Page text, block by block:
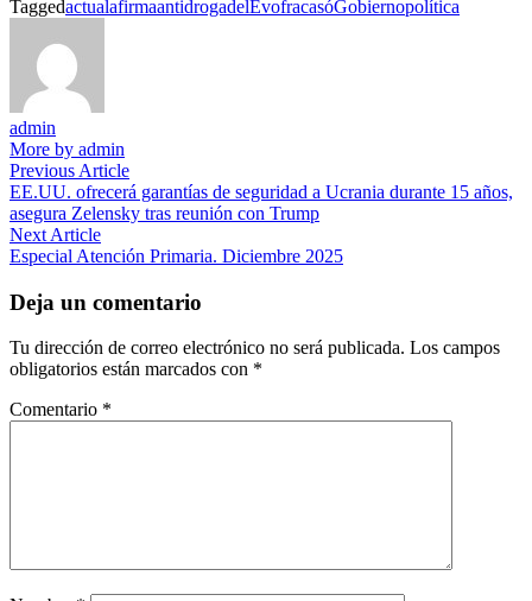
TaggedactualafirmaantidrogadelEvofracasóGobiernopolítica
admin
More by admin
Navegación
de
entradas
Previous ArticlePrevious
article:
EE.UU. ofrecerá garantías de seguridad a Ucrania durante 15 años,
asegura Zelensky tras reunión con Trump
Next ArticleNext
article:
Especial Atención Primaria. Diciembre 2025
Deja un comentario
Tu dirección de correo electrónico no será publicada. Los campos
obligatorios están marcados con *
Comentario *